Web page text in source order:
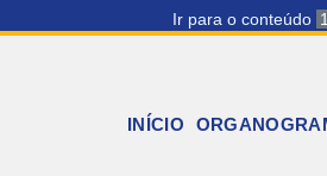
Ir para o conteúdo 1
INÍCIO